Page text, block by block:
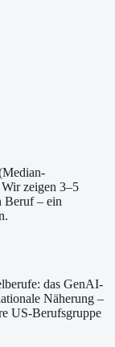
Wir zeigen 3–5
Beruf – ein
das GenAI-
Näherung –
US-Berufsgruppe